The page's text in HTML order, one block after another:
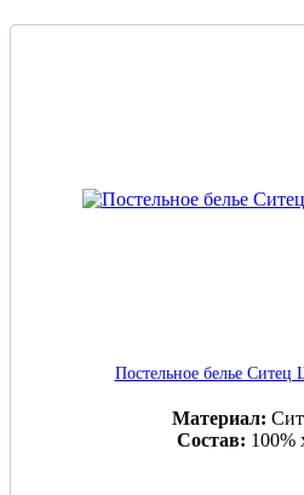
Постельное белье
Материал:
Состав: 100%